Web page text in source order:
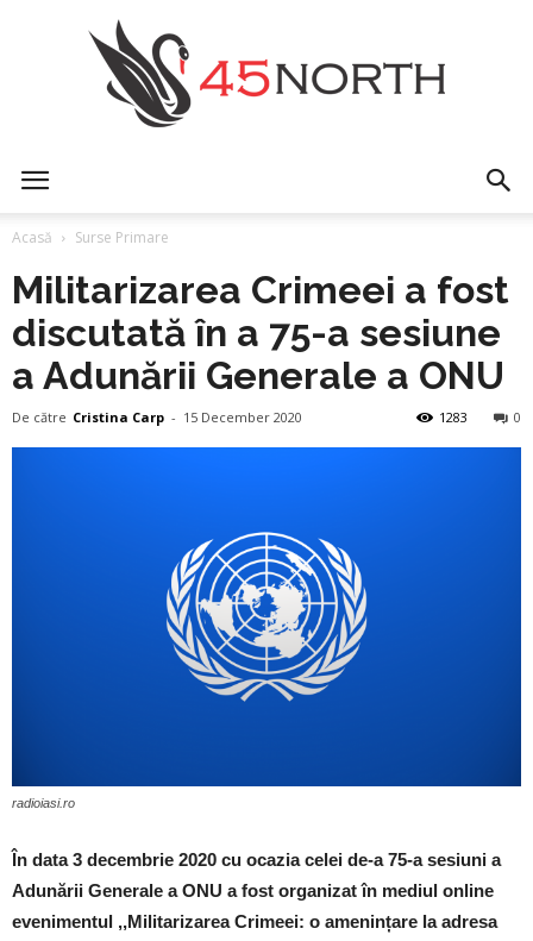
Acasă Surse Primare
Militarizarea Crimeei a fost
discutată în a 75-a sesiune
a Adunării Generale a ONU
De către Cristina Carp - 15 December 2020 0
1283
radioiasi.ro
În data 3 decembrie 2020 cu ocazia celei de-a 75-a sesiuni a
Adunării Generale a ONU a fost organizat în mediul online
evenimentul ,,Militarizarea Crimeei: o amenințare la adresa